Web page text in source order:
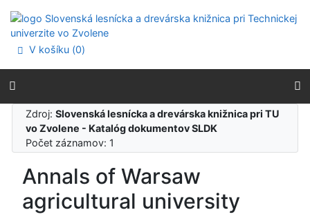
Prejsť na menu
Prehlásenie o webovej prístupnosti
V košíku (0)
Zdroj:Slovenská lesnícka a drevárska knižnica pri TU
vo Zvolene - Katalóg dokumentov SLDK
Počet záznamov: 1
Annals of Warsaw
agricultural university